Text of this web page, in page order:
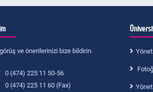
ve önerilerinizi bize bildirin.
0 (474) 225 11 50-56
0 (474) 225 11 60 (Fax)